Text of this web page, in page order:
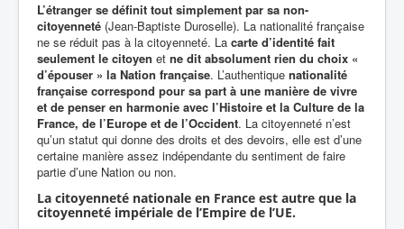
L’étranger se définit tout simplement par sa non-
citoyenneté (Jean-Baptiste Duroselle). La nationalité française
ne se réduit pas à la citoyenneté. La carte d’identité fait
seulement le citoyen et ne dit absolument rien du choix «
d’épouser » la Nation française. L’authentique nationalité
française correspond pour sa part à une manière de vivre
et de penser en harmonie avec l’Histoire et la Culture de la
France, de l’Europe et de l’Occident. La citoyenneté n’est
qu’un statut qui donne des droits et des devoirs, elle est d’une
certaine manière assez indépendante du sentiment de faire
partie d’une Nation ou non.
La citoyenneté nationale en France est autre que la
citoyenneté impériale de l’Empire de l’UE.